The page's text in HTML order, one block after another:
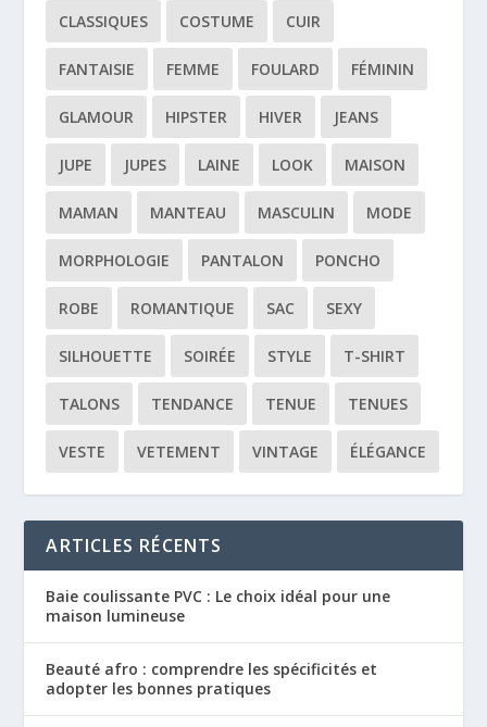
CLASSIQUES COSTUME CUIR
FANTAISIE FEMME FOULARD FÉMININ
GLAMOUR HIPSTER HIVER JEANS
JUPE JUPES LAINE LOOK MAISON
MAMAN MANTEAU MASCULIN MODE
MORPHOLOGIE PANTALON PONCHO
ROBE ROMANTIQUE SAC SEXY
SILHOUETTE SOIRÉE STYLE T-SHIRT
TALONS TENDANCE TENUE TENUES
VESTE VETEMENT VINTAGE ÉLÉGANCE
ARTICLES RÉCENTS
Baie coulissante PVC : Le choix idéal pour une
maison lumineuse
Beauté afro : comprendre les spécificités et
adopter les bonnes pratiques